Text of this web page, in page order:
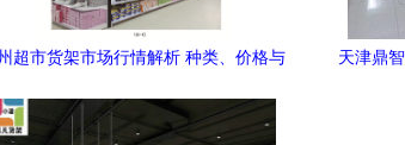
超市货架市场行情解析 种类、价格与
天津鼎